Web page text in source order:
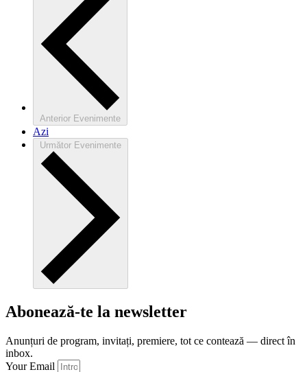
Anterior Evenimente
Azi
Următor Evenimente
Abonează-te la newsletter
Anunțuri de program, invitați, premiere, tot ce contează — direct în
inbox.
Your Email